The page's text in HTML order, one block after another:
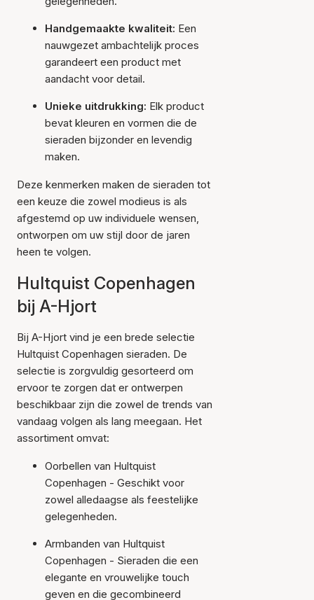
Handgemaakte kwaliteit: Een
nauwgezet ambachtelijk proces
garandeert een product met
aandacht voor detail.
Unieke uitdrukking: Elk product
bevat kleuren en vormen die de
sieraden bijzonder en levendig
maken.
Deze kenmerken maken de sieraden tot
een keuze die zowel modieus is als
afgestemd op uw individuele wensen,
ontworpen om uw stijl door de jaren
heen te volgen.
Hultquist Copenhagen
bij A-Hjort
Bij A-Hjort vind je een brede selectie
Hultquist Copenhagen sieraden. De
selectie is zorgvuldig gesorteerd om
ervoor te zorgen dat er ontwerpen
beschikbaar zijn die zowel de trends van
vandaag volgen als lang meegaan. Het
assortiment omvat:
Oorbellen van Hultquist
Copenhagen - Geschikt voor
zowel alledaagse als feestelijke
gelegenheden.
Armbanden van Hultquist
Copenhagen - Sieraden die een
elegante en vrouwelijke touch
geven en die gecombineerd